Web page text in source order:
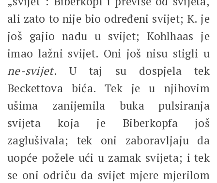
ali zato to nije bio određeni svijet; K. je
još gajio nadu u svijet; Kohlhaas je
imao lažni svijet. Oni još nisu stigli u
ne-svijet. U taj su dospjela tek
Beckettova bića. Tek je u njihovim
ušima zanijemila buka pulsiranja
svijeta koja je Biberkopfa još
zaglušivala; tek oni zaboravljaju da
uopće požele ući u zamak svijeta; i tek
se oni odriču da svijet mjere mjerilom